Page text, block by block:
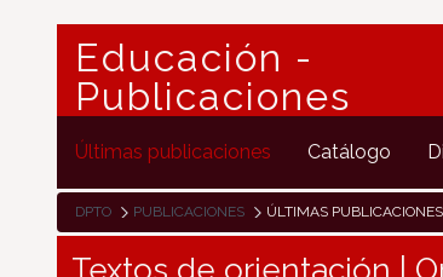
Educación -
Publicaciones
Últimas publicaciones Catálogo
DPTO PUBLICACIONES ÚLTIMAS PUBLICACIONES
Textos de orientación |